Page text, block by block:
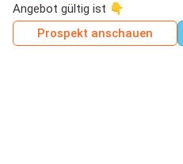
Angebot gültig ist 👇
Prospekt anschauen